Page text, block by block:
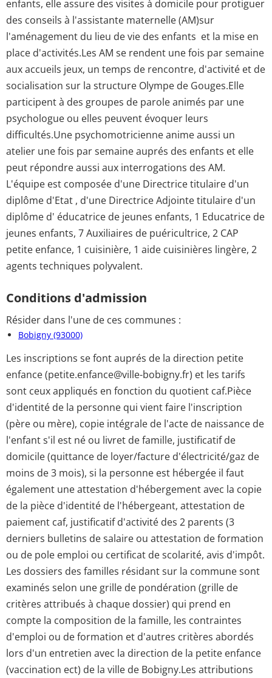
enfants, elle assure des visites à domicile pour protiguer
des conseils à l'assistante maternelle (AM)sur
l'aménagement du lieu de vie des enfants et la mise en
place d'activités.Les AM se rendent une fois par semaine
aux accueils jeux, un temps de rencontre, d'activité et de
socialisation sur la structure Olympe de Gouges.Elle
participent à des groupes de parole animés par une
psychologue ou elles peuvent évoquer leurs
difficultés.Une psychomotricienne anime aussi un
atelier une fois par semaine auprés des enfants et elle
peut répondre aussi aux interrogations des AM.
L'équipe est composée d'une Directrice titulaire d'un
diplôme d'Etat , d'une Directrice Adjointe titulaire d'un
diplôme d' éducatrice de jeunes enfants, 1 Educatrice de
jeunes enfants, 7 Auxiliaires de puéricultrice, 2 CAP
petite enfance, 1 cuisinière, 1 aide cuisinières lingère, 2
agents techniques polyvalent.
Conditions d'admission
Résider dans l'une de ces communes :
Bobigny (93000)
Les inscriptions se font auprés de la direction petite
enfance (petite.enfance@ville-bobigny.fr) et les tarifs
sont ceux appliqués en fonction du quotient caf.Pièce
d'identité de la personne qui vient faire l'inscription
(père ou mère), copie intégrale de l'acte de naissance de
l'enfant s'il est né ou livret de famille, justificatif de
domicile (quittance de loyer/facture d'électricité/gaz de
moins de 3 mois), si la personne est hébergée il faut
également une attestation d'hébergement avec la copie
de la pièce d'identité de l'hébergeant, attestation de
paiement caf, justificatif d'activité des 2 parents (3
derniers bulletins de salaire ou attestation de formation
ou de pole emploi ou certificat de scolarité, avis d'impôt.
Les dossiers des familles résidant sur la commune sont
examinés selon une grille de pondération (grille de
critères attribués à chaque dossier) qui prend en
compte la composition de la famille, les contraintes
d'emploi ou de formation et d'autres critères abordés
lors d'un entretien avec la direction de la petite enfance
(vaccination ect) de la ville de Bobigny.Les attributions